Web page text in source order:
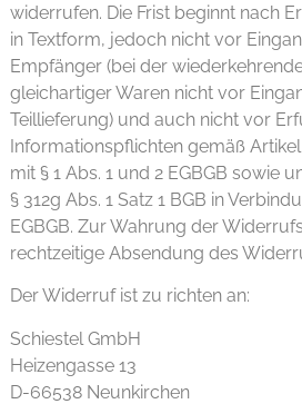
widerrufen. Die Frist beginnt nach
in Textform, jedoch nicht vor
Empfänger (bei der
gleichartiger Waren nicht vor
Teillieferung) und auch nicht vor
Informationspflichten gemäß
mit § 1 Abs. 1 und 2 EGBGB sowie
§ 312g Abs. 1 Satz 1 BGB in
EGBGB. Zur Wahrung der
rechtzeitige Absendung des
Der Widerruf ist zu richten an:
Schiestel GmbH
Heizengasse 13
D-66538 Neunkirchen